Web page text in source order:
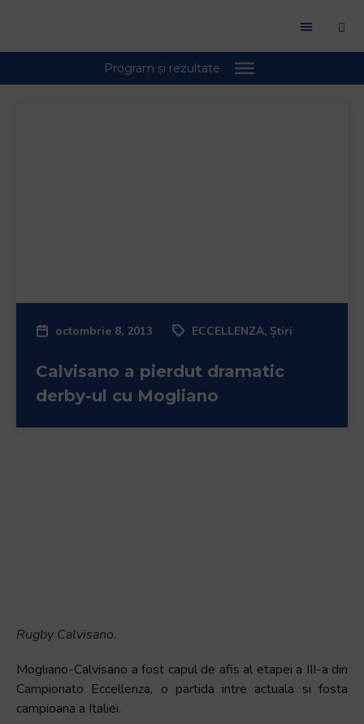
octombrie 8, 2013 ECCELLENZA, Știri
Calvisano a pierdut dramatic
derby-ul cu Mogliano
Rugby Calvisano.
Mogliano-Calvisano a fost capul de afis al etapei a III-a din
Campionato Eccellenza, o partida intre actuala si fosta
campioana a Italiei.